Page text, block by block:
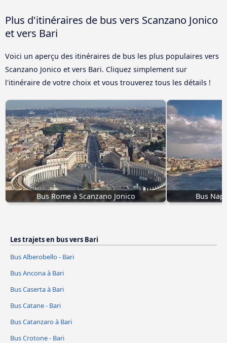
Plus d'itinéraires de bus vers Scanzano Jonico
et vers Bari
Voici un aperçu des itinéraires de bus les plus populaires vers
Scanzano Jonico et vers Bari. Cliquez simplement sur
l'itinéraire de votre choix et vous trouverez tous les détails !
Bus Rome à Scanzano Jonico Bus
Les trajets en bus vers Bari
Bus Alberobello - Bari
Bus Ancona à Bari
Bus Caserta à Bari
Bus Catane - Bari
Bus Catanzaro à Bari
Bus Crotone - Bari